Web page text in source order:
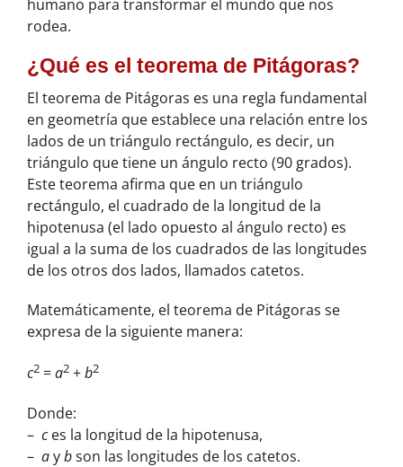
humano para transformar el mundo que nos
rodea.
¿Qué es el teorema de Pitágoras?
El teorema de Pitágoras es una regla fundamental
en geometría que establece una relación entre los
lados de un triángulo rectángulo, es decir, un
triángulo que tiene un ángulo recto (90 grados).
Este teorema afirma que en un triángulo
rectángulo, el cuadrado de la longitud de la
hipotenusa (el lado opuesto al ángulo recto) es
igual a la suma de los cuadrados de las longitudes
de los otros dos lados, llamados catetos.
Matemáticamente, el teorema de Pitágoras se
expresa de la siguiente manera:
c2 =a2 +b2
Donde:
– ces la longitud de la hipotenusa,
– aybson las longitudes de los catetos.